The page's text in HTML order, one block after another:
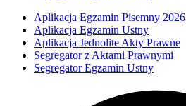
Aplikacja Egzamin Pisemny 2026
Aplikacja Egzamin Ustny
Aplikacja Jednolite Akty Prawne
Segregator z Aktami Prawnymi
Segregator Egzamin Ustny